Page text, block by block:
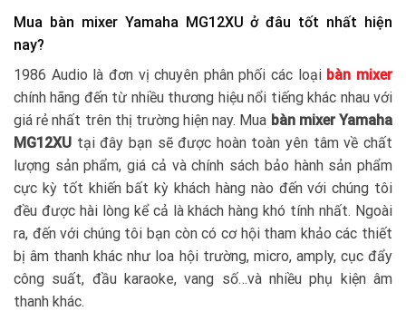
Mua bàn mixer Yamaha MG12XU ở đâu tốt nhất hiện
nay?
1986 Audio là đơn vị chuyên phân phối các loại bàn mixer
chính hãng đến từ nhiều thương hiệu nổi tiếng khác nhau với
giá rẻ nhất trên thị trường hiện nay. Mua bàn mixer Yamaha
MG12XU tại đây bạn sẽ được hoàn toàn yên tâm về chất
lượng sản phẩm, giá cả và chính sách bảo hành sản phẩm
cực kỳ tốt khiến bất kỳ khách hàng nào đến với chúng tôi
đều được hài lòng kể cả là khách hàng khó tính nhất. Ngoài
ra, đến với chúng tôi bạn còn có cơ hội tham khảo các thiết
bị âm thanh khác như loa hội trường, micro, amply, cục đẩy
công suất, đầu karaoke, vang số…và nhiều phụ kiện âm
thanh khác.